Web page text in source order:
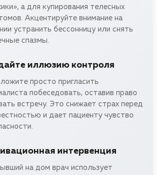
а для купирования телесных
Акцентируйте внимание на
устранить бессонницу или снять
спазмы.
иллюзию контроля
просто пригласить
побеседовать, оставив право
встречу. Это снижает страх перед
и дает пациенту чувство
интервенция
на дом врач использует